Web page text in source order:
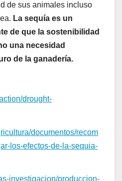
de sus animales incluso
La sequía es un
de que la sostenibilidad
una necesidad
de la ganadería.
drought-
documentos/recom
los-efectos-de-la-sequia-
investigacion/produccion-